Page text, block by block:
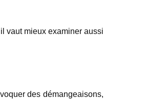
vaut mieux examiner aussi
des démangeaisons,